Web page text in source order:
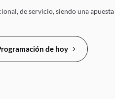
de servicio, siendo una
de hoy